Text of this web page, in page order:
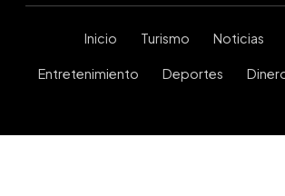
Inicio Turismo Noticias
Entretenimiento Deportes